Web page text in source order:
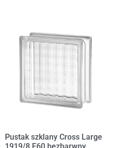
Pustak szklany Cross Large